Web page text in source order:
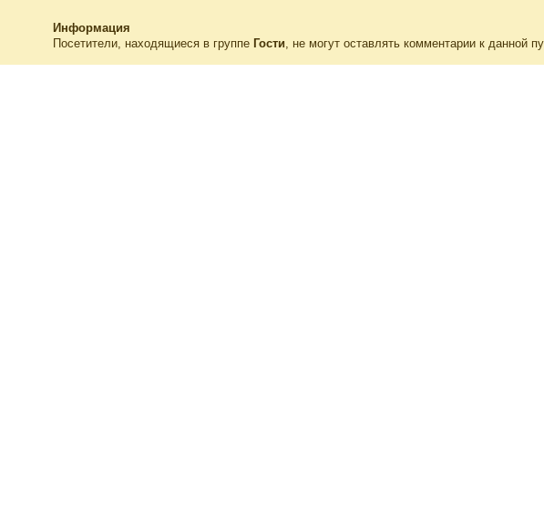
Информация
Посетители, находящиеся в группе Гости , не могут оставлять комментарии к данной